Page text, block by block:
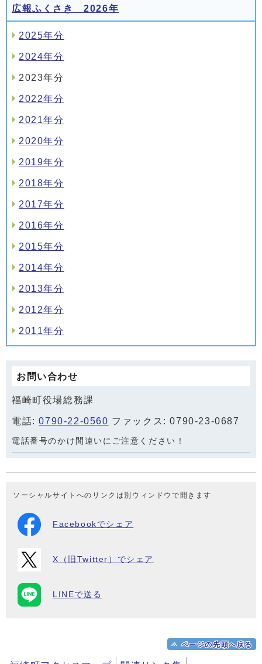
広報ふくさき 2026年
2025年分
2024年分
2023年分
2022年分
2021年分
2020年分
2019年分
2018年分
2017年分
2016年分
2015年分
2014年分
2013年分
2012年分
2011年分
お問い合わせ
福崎町役場総務課
電話:0790-22-0560 ファックス: 0790-23-0687
電話番号のかけ間違いにご注意ください！
ソーシャルサイトへのリンクは別ウィンドウで開きます
Facebookでシェア
X（旧Twitter）でシェア
LINEで送る
ページの先頭へ戻る